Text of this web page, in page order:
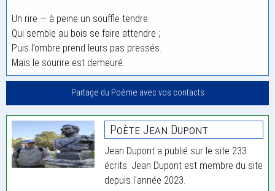
Un rire — à peine un souffle tendre.
Qui semble au bois se faire attendre ;
Puis l’ombre prend leurs pas pressés.
Mais le sourire est demeuré.
Partage du Poème avec vos contacts
Poète Jean Dupont
Jean Dupont a publié sur le site 233
écrits. Jean Dupont est membre du site
depuis l'année 2023.